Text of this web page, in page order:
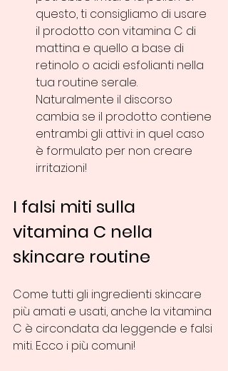
questo, ti consigliamo di usare
il prodotto con vitamina C di
mattina e quello a base di
retinolo o acidi esfolianti nella
tua routine serale.
Naturalmente il discorso
cambia se il prodotto contiene
entrambi gli attivi: in quel caso
è formulato per non creare
irritazioni!
I falsi miti sulla
vitamina C nella
skincare routine
Come tutti gli ingredienti skincare
più amati e usati, anche la vitamina
C è circondata da leggende e falsi
miti. Ecco i più comuni!